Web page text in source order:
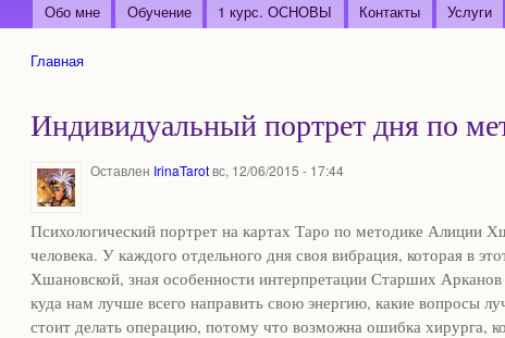
Основные ссылки
Обо мне Обучение 1 курс. ОСНОВЫ Контакты Услуги
Главная
Индивидуальный портрет дня по
Оставлен IrinaTarotвс, 12/06/2015 - 17:44
Психологический портрет на картах Таро по методике Алиции
человека. У каждого отдельного дня своя вибрация, которая в
Хшановской, зная особенности интерпретации Старших
куда нам лучше всего направить свою энергию, какие вопросы
стоит делать операцию, потому что возможна ошибка хирурга,